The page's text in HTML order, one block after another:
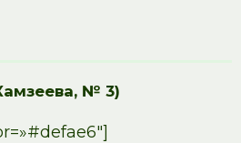
№ 3)